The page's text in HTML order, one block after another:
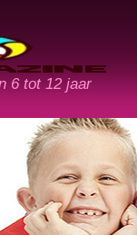
6 tot 12 jaar